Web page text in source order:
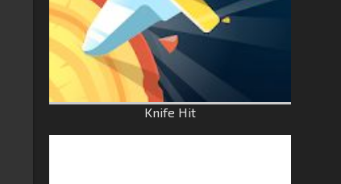
Knife Hit